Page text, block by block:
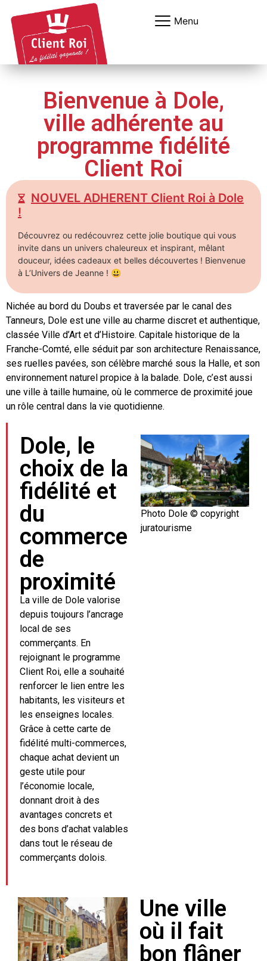
Menu
Bienvenue à Dole,
ville adhérente au
programme fidélité
Client Roi
NOUVEL ADHERENT Client Roi à Dole
!
Découvrez ou redécouvrez cette jolie boutique qui vous
invite dans un univers chaleureux et inspirant, mêlant
douceur, idées cadeaux et belles découvertes ! Bienvenue
à L’Univers de Jeanne ! 😃
Nichée au bord du Doubs et traversée par le canal des
Tanneurs, Dole est une ville au charme discret et authentique,
classée Ville d’Art et d’Histoire. Capitale historique de la
Franche-Comté, elle séduit par son architecture Renaissance,
ses ruelles pavées, son célèbre marché sous la Halle, et son
environnement naturel propice à la balade. Dole, c’est aussi
une ville à taille humaine, où le commerce de proximité joue
un rôle central dans la vie quotidienne.
Dole, le
choix de la
fidélité et
du
commerce
de
proximité
La ville de Dole valorise
depuis toujours l’ancrage
local de ses
commerçants. En
rejoignant le programme
Client Roi, elle a souhaité
renforcer le lien entre les
habitants, les visiteurs et
les enseignes locales.
Grâce à cette carte de
fidélité multi-commerces,
chaque achat devient un
geste utile pour
l’économie locale,
donnant droit à des
avantages concrets et
des bons d’achat valables
dans tout le réseau de
commerçants dolois.
Photo Dole © copyright
juratourisme
Une ville
où il fait
bon flâner
Panneau de gestion des cookies